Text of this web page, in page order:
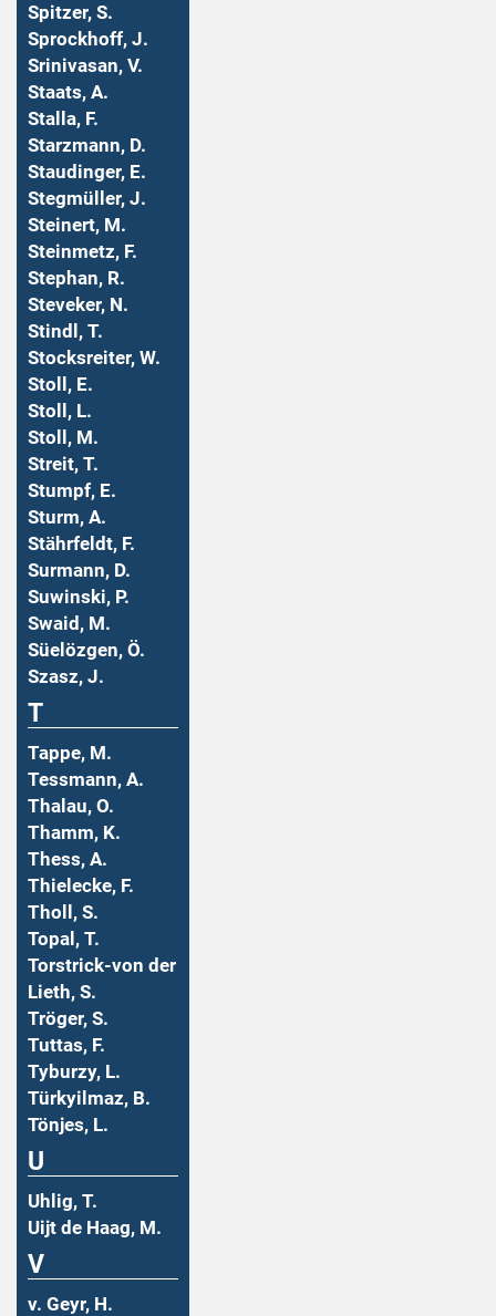
Spitzer, S.
Sprockhoff, J.
Srinivasan, V.
Staats, A.
Stalla, F.
Starzmann, D.
Staudinger, E.
Stegmüller, J.
Steinert, M.
Steinmetz, F.
Stephan, R.
Steveker, N.
Stindl, T.
Stocksreiter, W.
Stoll, E.
Stoll, L.
Stoll, M.
Streit, T.
Stumpf, E.
Sturm, A.
Stährfeldt, F.
Surmann, D.
Suwinski, P.
Swaid, M.
Süelözgen, Ö.
Szasz, J.
T
Tappe, M.
Tessmann, A.
Thalau, O.
Thamm, K.
Thess, A.
Thielecke, F.
Tholl, S.
Topal, T.
Torstrick-von der
Lieth, S.
Tröger, S.
Tuttas, F.
Tyburzy, L.
Türkyilmaz, B.
Tönjes, L.
U
Uhlig, T.
Uijt de Haag, M.
V
v. Geyr, H.